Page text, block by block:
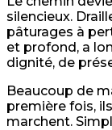
silencieux.
pâturages à
et profond, a
dignité, de
Beaucoup de
première fois,
marchent.